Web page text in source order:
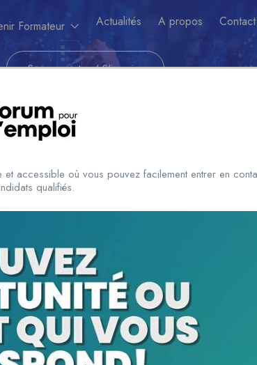
Formateur Actualités A propos Contact
Se connecrter / S'inscrire
accessible où vous pouvez facilement entrer en
qualifiés.